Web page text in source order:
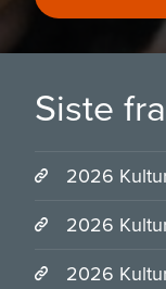
Siste
2026
2026
2026